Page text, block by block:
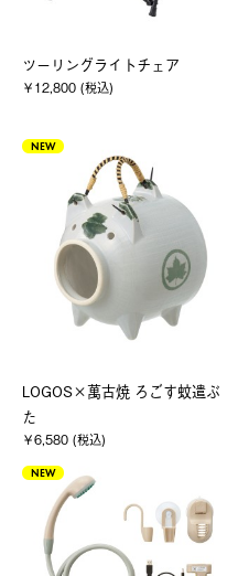
ツーリングライトチェア
￥12,800 (税込)
NEW
LOGOS×萬古焼 ろごす蚊遣ぶ
た
￥6,580 (税込)
NEW